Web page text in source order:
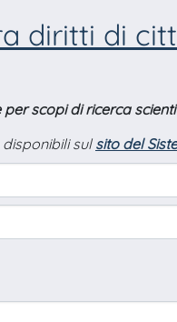
diritti di
scopi di ricerca
sulsito del